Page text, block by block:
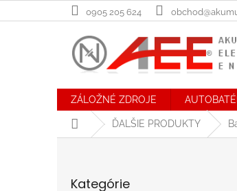
na
0905 205 624
ZÁLOŽNÉ ZDROJE
DomovĎALŠIE PRODUKTY
kategórie
Kategórie